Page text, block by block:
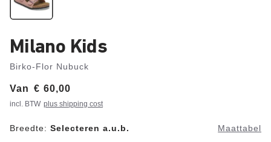
Milano Kids
Birko-Flor Nubuck
Van
Price:€ 60,00
incl. BTW plus shipping cost
Breedte: Selecteren a.u.b. Maattabel